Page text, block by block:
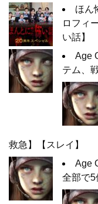
ほん
ロフィ
い話】
Age
テム、
救急】【スレイ】
Age
全部で5